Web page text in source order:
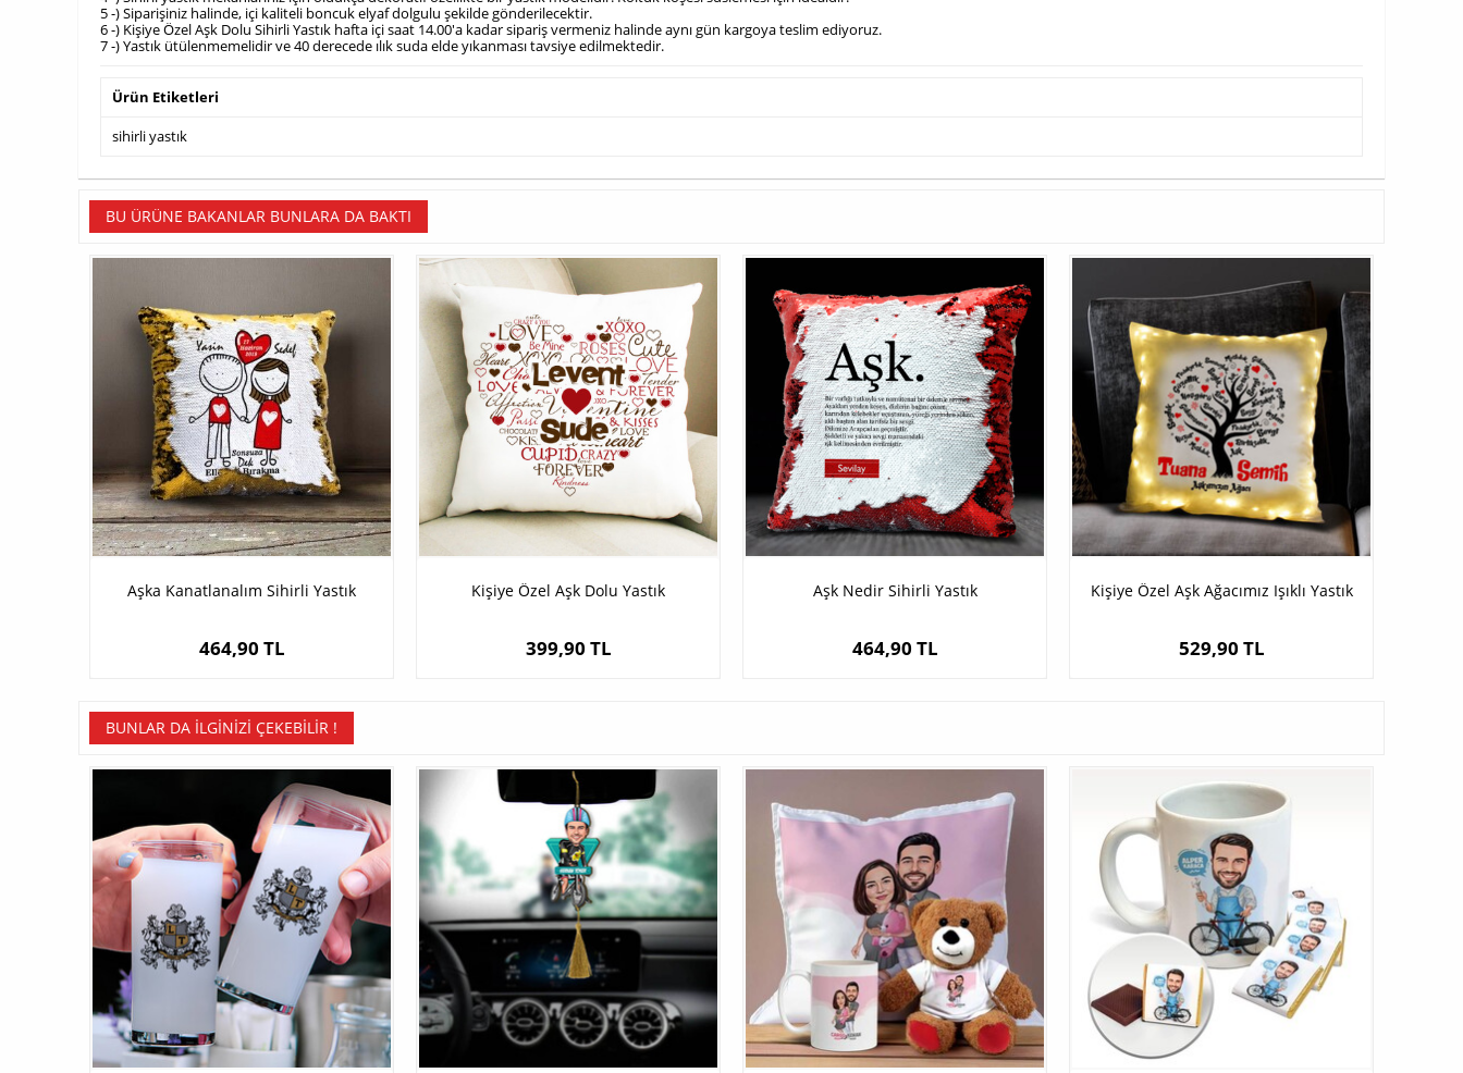
5 -) Siparişiniz halinde, içi kaliteli boncuk elyaf dolgulu şekilde gönderilecektir.
6 -) Kişiye Özel Aşk Dolu Sihirli Yastık hafta içi saat 14.00'a kadar sipariş vermeniz halinde aynı gün kargoya teslim ediyoruz.
7 -) Yastık ütülenmemelidir ve 40 derecede ılık suda elde yıkanması tavsiye edilmektedir.
Ürün Etiketleri
sihirli yastık
BU ÜRÜNE BAKANLAR BUNLARA DA BAKTI
Aşka Kanatlanalım Sihirli Yastık
464,90 TL
Kişiye Özel Aşk Dolu Yastık
399,90 TL
Aşk Nedir Sihirli Yastık
464,90 TL
Kişiye Özel Aşk Ağacımız Işıklı Yastık
529,90 TL
BUNLAR DA İLGINIZI ÇEKEBILIR !